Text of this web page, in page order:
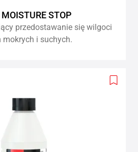
STOP
przedostawanie się wilgoci
i suchych.
Add